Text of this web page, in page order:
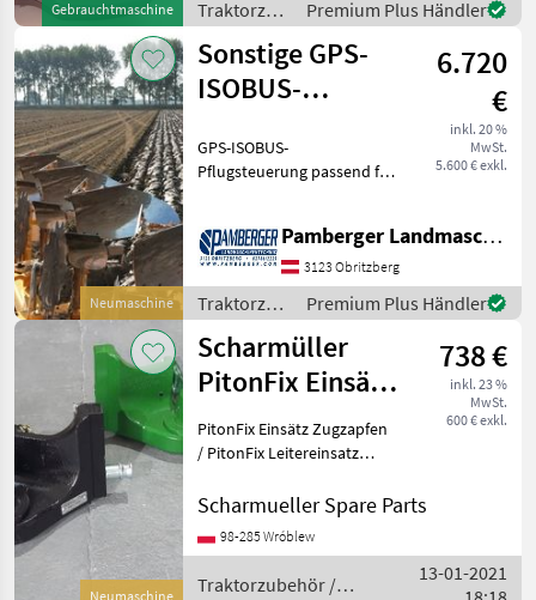
Gebrauchtmaschine
Traktorzubehör
/ Sonstige
Premium Plus Händler
Neumaschine
Sonstige GPS-
ISOBUS-
für Vario Pflüge
6.720
€
inkl. 20 %
MwSt.
5.600 € exkl.
GPS-ISOBUS-
Pflugsteuerung passend für
AFS700, Trimble
FM1000/FMX, Trimble
XCN2050 / TMX2050,
Trimble XCN-1050 / GFX7
Pamberger Landmaschinentechnik GmbH
3123 Obritzberg
Traktorzubehör
/ Sonstige
Premium Plus Händler
Neumaschine
Scharmüller
PitonFix Einsätz
Zugzapfen /
PitonFix Insert
738 €
inkl. 23 %
MwSt.
600 € exkl.
PitonFix Einsätz Zugzapfen
/ PitonFix Leitereinsatz
A02 / 05.6330.10-A17
Dimension 330/25/32 (Wir
haben andere Dimensionen
Scharmueller Spare Parts
98-285 Wróblew
Traktorzubehör /
13-01-2021